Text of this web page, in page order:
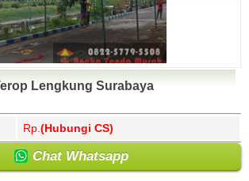
Lengkung Surabaya
Rp. (Hubungi CS)
Chat Whatsapp